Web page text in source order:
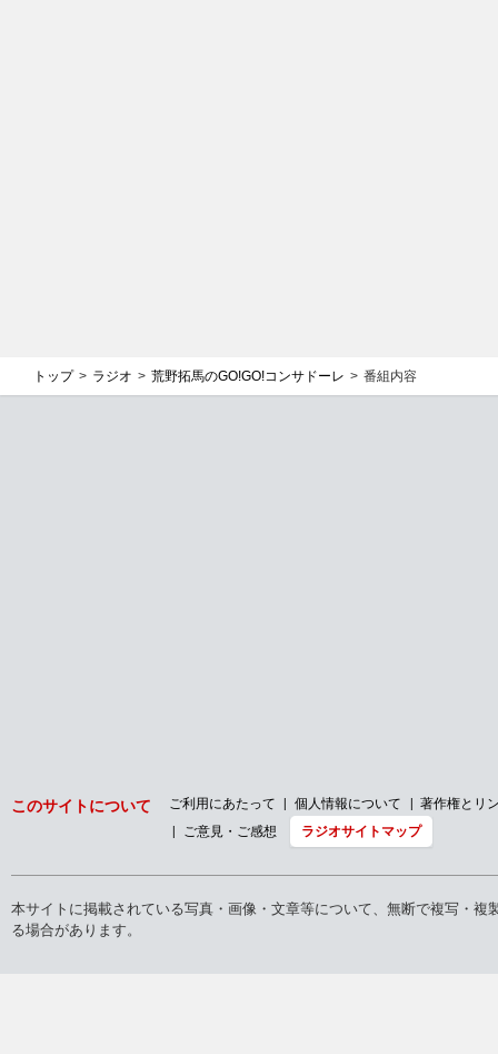
トップ ラジオ 荒野拓馬のGO!GO!コンサドーレ 番組内容
このサイトについて ご利用にあたって 個人情報について
著作権とリ
ご意見・ご感想
ラジオサイトマップ
本サイトに掲載されている写真・画像・文章等について、無断で複写・
る場合があります。